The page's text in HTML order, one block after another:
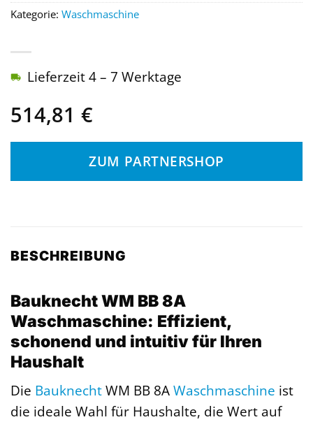
514,81 €
Lieferzeit 4 – 7 Werktage
ZUM PARTNERSHOP
Kategorie: Waschmaschine
BESCHREIBUNG
Bauknecht WM BB 8A
Waschmaschine: Effizient,
schonend und intuitiv für Ihren
Haushalt
Die BauknechtWM BB 8AWaschmaschine ist
die ideale Wahl für Haushalte, die Wert auf